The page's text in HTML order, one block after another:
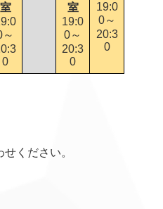
室
～
0
室
19:0
0～
20:3
0
19:0
0～
20:3
0
ください。